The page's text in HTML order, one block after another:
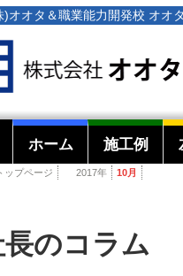
)オオタ＆職業能力開発校 オ
ホーム 施工例
ップページ 2017年 10月
のコラム